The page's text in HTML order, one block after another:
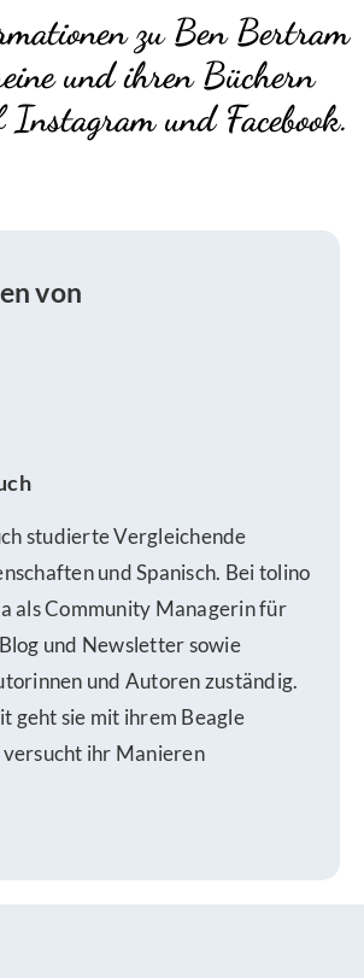
zu Ben Bertram
und ihren Büchern
Instagramund Facebook.
von
studierte Vergleichende
und Spanisch. Bei tolino
als Community Managerin für
und Newsletter sowie
und Autoren zuständig.
geht sie mit ihrem Beagle
ihr Manieren